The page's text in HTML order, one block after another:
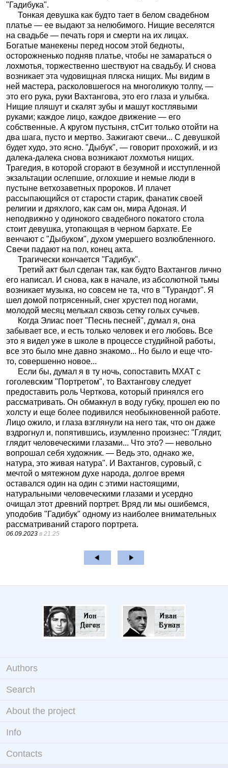
"Гадибука".
Тонкая девушка как будто тает в белом свадебном
платье — ее выдают за нелюбимого. Нищие веселятся
на свадьбе — печать горя и смерти на их лицах.
Богатые манекены перед носом этой бедноты,
осторожненько подняв платье, чтобы не замараться о
лохмотья, торжественно шествуют на свадьбу. И снова
возникает эта чудовищная пляска нищих. Мы видим в
ней мастера, расколовшегося на многоликую толпу, —
это его рука, руки Вахтангова, это его глаза и улыбка.
Нищие пляшут и скалят зубы и машут костлявыми
руками; каждое лицо, каждое движение — его
собственные. А кругом пустыня, стСит только отойти на
два шага, пусто и мертво. Зажигают свечи... С девушкой
будет худо, это ясно. "Дыбук", — говорит прохожий, и из
далека-далека снова возникают лохмотья нищих.
Трагедия, в которой сгорают в безумной и исступленной
экзальтации ослепшие, оглохшие и немые люди в
пустыне ветхозаветных пророков. И плачет
рассыпающийся от старости старик, фанатик своей
религии и дряхлого, как сам он, мира Адоная. И
неподвижно у одинокого свадебного покатого стола
стоит девушка, утопающая в черном бархате. Ее
венчают с "Дыбуком", духом умершего возлюбленного.
Свечи падают на пол, конец акта.
Трагически кончается "Гадибук".
Третий акт был сделан так, как будто Вахтангов лично
его написал. И снова, как в начале, из абсолютной тьмы
возникает музыка, но совсем не та, что в "Турандот". Я
шел домой потрясенный, снег хрустел под ногами,
молодой месяц мелькал сквозь сетку голых сучьев.
Когда Элиас поет "Песнь песней", думал я, она
забывает все, и есть только человек и его любовь. Все
это я видел уже в школе в процессе студийной работы,
все это было мне давно знакомо... Но было и еще что-
то, совершенно новое...
Если бы, думал я в ту ночь, сопоставить МХАТ с
гоголевским "Портретом", то Вахтангову следует
предоставить роль Черткова, который принялся его
рассматривать. Он обмакнул в воду губку, прошел ею по
холсту и еще более подивился необыкновенной работе.
Лицо ожило, и глаза взглянули на него так, что он даже
вздрогнул и, попятившись, изумленно произнес: "Глядит,
глядит человеческими глазами... Что это? — невольно
вопрошал себя художник. — Ведь это, однако же,
натура, это живая натура". И Вахтангов, суровый, с
мечтой о мятежном духе народа, долгое время
оставался один на один с этими настоящими,
натуральными человеческими глазами и усердно
очищал этот древний портрет. Вряд ли мы ошибемся,
уподобив "Гадибук" одному из наиболее внимательных
рассматриваний старого портрета.
06.09.2023 в 21:25
Authors
Search
About the project
Info
Contacts